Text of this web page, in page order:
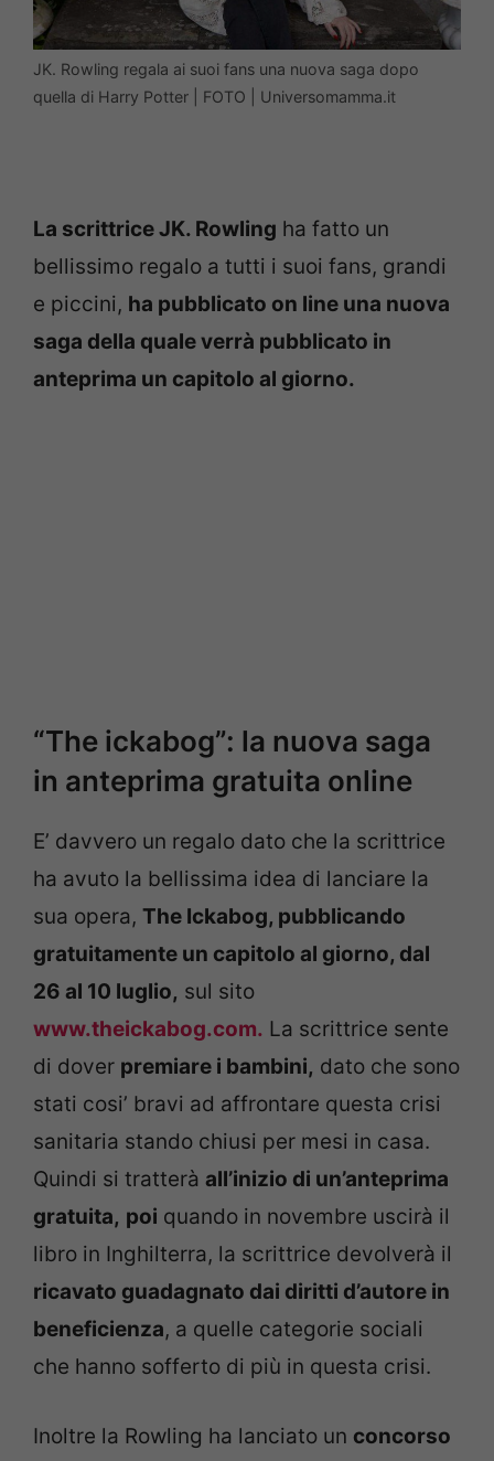
JK. Rowling regala ai suoi fans una nuova saga dopo
quella di Harry Potter | FOTO | Universomamma.it
La scrittrice JK. Rowling ha fatto un
bellissimo regalo a tutti i suoi fans, grandi
e piccini, ha pubblicato on line una nuova
saga della quale verrà pubblicato in
anteprima un capitolo al giorno.
“The ickabog”: la nuova saga
in anteprima gratuita online
E’ davvero un regalo dato che la scrittrice
ha avuto la bellissima idea di lanciare la
sua opera, The Ickabog, pubblicando
gratuitamente un capitolo al giorno, dal
26 al 10 luglio, sul sito
www.theickabog.com. La scrittrice sente
di dover premiare i bambini, dato che sono
stati cosi’ bravi ad affrontare questa crisi
sanitaria stando chiusi per mesi in casa.
Quindi si tratterà all’inizio di un’anteprima
gratuita, poi quando in novembre uscirà il
libro in Inghilterra, la scrittrice devolverà il
ricavato guadagnato dai diritti d’autore in
beneficienza, a quelle categorie sociali
che hanno sofferto di più in questa crisi.
Inoltre la Rowling ha lanciato un concorso